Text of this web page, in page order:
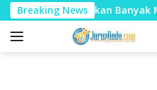
Langsung
ke
konten
Breaking News
Timbulkan Banyak